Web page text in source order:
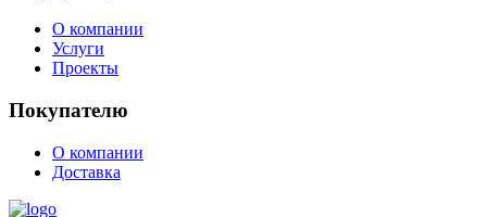
О компании
Услуги
Проекты
Покупателю
О компании
Доставка